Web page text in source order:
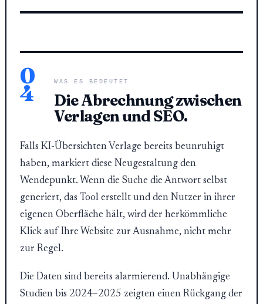
0
4 WAS ES BEDEUTET
Die Abrechnung zwischen
Verlagen und SEO.
Falls KI-Übersichten Verlage bereits beunruhigt
haben, markiert diese Neugestaltung den
Wendepunkt. Wenn die Suche die Antwort selbst
generiert, das Tool erstellt und den Nutzer in ihrer
eigenen Oberfläche hält, wird der herkömmliche
Klick auf Ihre Website zur Ausnahme, nicht mehr
zur Regel.
Die Daten sind bereits alarmierend. Unabhängige
Studien bis 2024–2025 zeigten einen Rückgang der